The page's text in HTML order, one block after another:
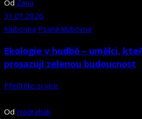
Od Zana
31.01.2026
Klubovna Psaná klubovna
Ekologie v hudbě – umělci,
prosazují zelenou budoucnost
Přečtěte si více
Od Hadrabák